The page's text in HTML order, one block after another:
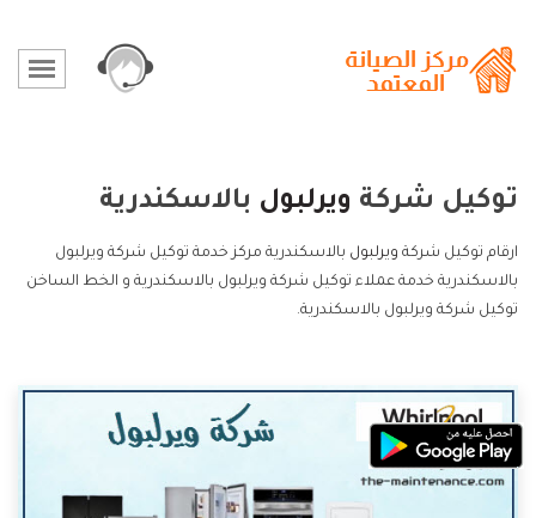
توكيل شركة ويرلبول بالاسكندرية
ارقام توكيل شركة ويرلبول بالاسكندرية مركز خدمة توكيل شركة ويرلبول
بالاسكندرية خدمة عملاء توكيل شركة ويرلبول بالاسكندرية و الخط الساخن
توكيل شركة ويرلبول بالاسكندرية.